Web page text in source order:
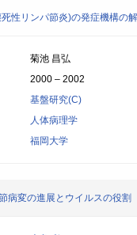
性リンパ節炎)の発症機構の
菊池 昌弘
2000 – 2002
基盤研究(C)
人体病理学
福岡大学
病変の進展とウイルスの役割